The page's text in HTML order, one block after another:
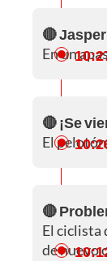
🔴
En un
🔴 ¡Se
El
🔴
El ciclista
de nuevo